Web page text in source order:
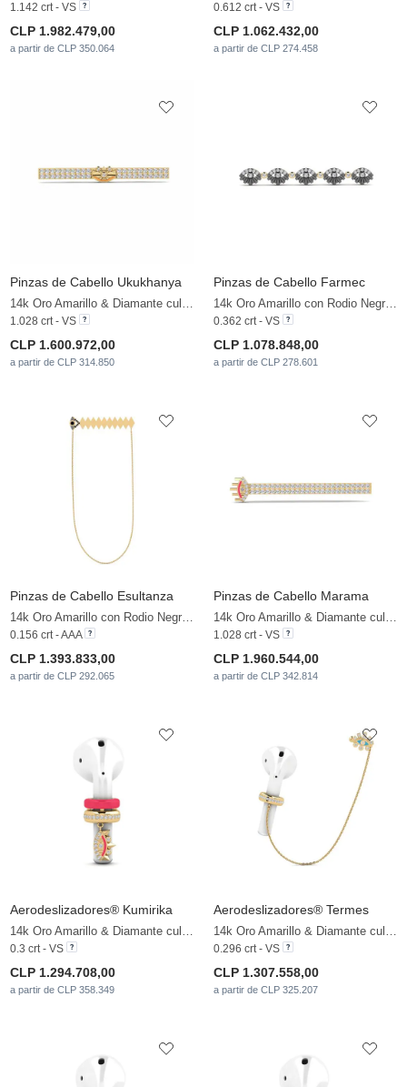
1.142 crt - VS
CLP 1.982.479,00
a partir de CLP 350.064
0.612 crt - VS
CLP 1.062.432,00
a partir de CLP 274.458
Pinzas de Cabello Ukukhanya
14k Oro Amarillo & Diamante cultivado en laboratorio
1.028 crt - VS
CLP 1.600.972,00
a partir de CLP 314.850
Pinzas de Cabello Farmec
14k Oro Amarillo con Rodio Negro & Diamante cultivado en laboratorio
0.362 crt - VS
CLP 1.078.848,00
a partir de CLP 278.601
Pinzas de Cabello Esultanza
14k Oro Amarillo con Rodio Negro & Diamante Negro
0.156 crt - AAA
CLP 1.393.833,00
a partir de CLP 292.065
Pinzas de Cabello Marama
14k Oro Amarillo & Diamante cultivado en laboratorio
1.028 crt - VS
CLP 1.960.544,00
a partir de CLP 342.814
Aerodeslizadores® Kumirika
14k Oro Amarillo & Diamante cultivado en laboratorio
0.3 crt - VS
CLP 1.294.708,00
a partir de CLP 358.349
Aerodeslizadores® Termes
14k Oro Amarillo & Diamante cultivado en laboratorio
0.296 crt - VS
CLP 1.307.558,00
a partir de CLP 325.207